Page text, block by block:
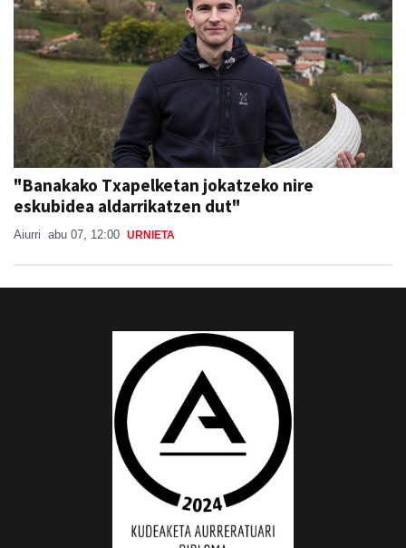
"Banakako Txapelketan jokatzeko nire
eskubidea aldarrikatzen dut"
Aiurri abu 07, 12:00 URNIETA